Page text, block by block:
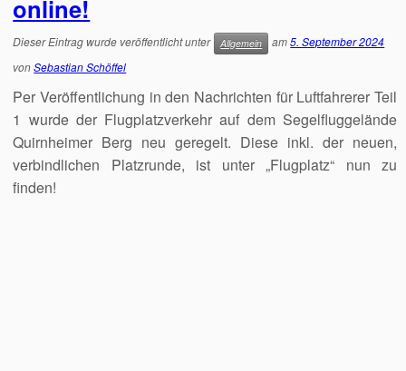
online!
Dieser Eintrag wurde veröffentlicht unter Allgemein am5. September 2024
vonSebastian Schöffel
Per Veröffentlichung in den Nachrichten für Luftfahrerer Teil
1 wurde der Flugplatzverkehr auf dem Segelfluggelände
Quirnheimer Berg neu geregelt. Diese inkl. der neuen,
verbindlichen Platzrunde, ist unter „Flugplatz“ nun zu
finden!